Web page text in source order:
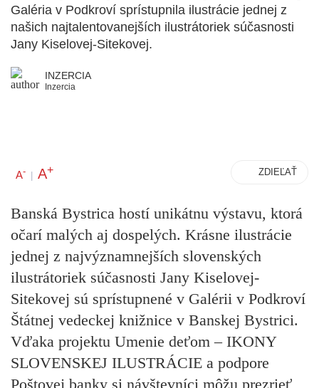
Galéria v Podkroví sprístupnila ilustrácie jednej z
našich najtalentovanejších ilustrátoriek súčasnosti
Jany Kiselovej-Sitekovej.
INZERCIA
Inzercia
A- | A+ ZDIEĽAŤ
Banská Bystrica hostí unikátnu výstavu, ktorá
očarí malých aj dospelých. Krásne ilustrácie
jednej z najvýznamnejších slovenských
ilustrátoriek súčasnosti Jany Kiselovej-
Sitekovej sú sprístupnené v Galérii v Podkroví
Štátnej vedeckej knižnice v Banskej Bystrici.
Vďaka projektu Umenie deťom – IKONY
SLOVENSKEJ ILUSTRÁCIE a podpore
Poštovej banky si návštevníci môžu prezrieť